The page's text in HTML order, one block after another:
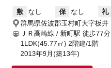
敷 なし 保 なし 礼
群馬県佐波郡玉村町大字板井
ＪＲ高崎線 / 新町駅 徒歩77分
1LDK(45.77㎡) 2階建/1階
2013年9月(築13年)